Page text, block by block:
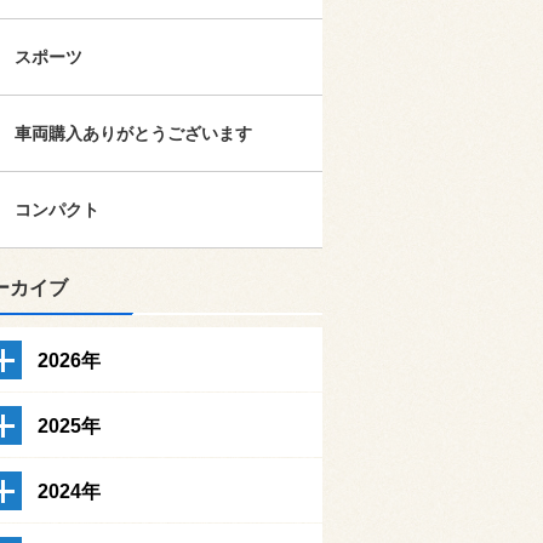
スポーツ
車両購入ありがとうございます
コンパクト
カイブ
2026年
2025年
2024年